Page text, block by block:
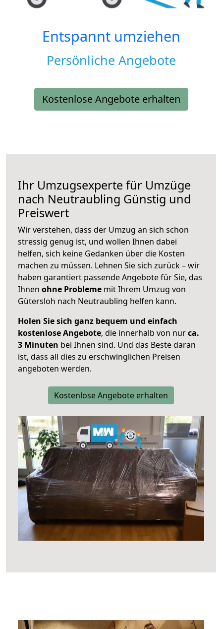
Entspannt umziehen
Persönliche Angebote
Kostenlose Angebote erhalten
Ihr Umzugsexperte für Umzüge
nach Neutraubling Günstig und
Preiswert
Wir verstehen, dass der Umzug an sich schon
stressig genug ist, und wollen Ihnen dabei
helfen, sich keine Gedanken über die Kosten
machen zu müssen. Lehnen Sie sich zurück – wir
haben garantiert passende Angebote für Sie, das
Ihnen ohne Probleme mit Ihrem Umzug von
Gütersloh nach Neutraubling helfen kann.
Holen Sie sich ganz bequem und einfach
kostenlose Angebote, die innerhalb von nurca.
3 Minuten bei Ihnen sind. Und das Beste daran
ist, dass all dies zu erschwinglichen Preisen
angeboten werden.
Kostenlose Angebote erhalten